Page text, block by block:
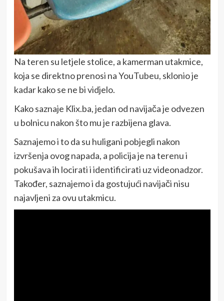
Na teren su letjele stolice, a kamerman utakmice,
koja se direktno prenosi na YouTubeu, sklonio je
kadar kako se ne bi vidjelo.
Kako saznaje Klix.ba, jedan od navijača je odvezen
u bolnicu nakon što mu je razbijena glava.
Saznajemo i to da su huligani pobjegli nakon
izvršenja ovog napada, a policija je na terenu i
pokušava ih locirati i identificirati uz videonadzor.
Također, saznajemo i da gostujući navijači nisu
najavljeni za ovu utakmicu.